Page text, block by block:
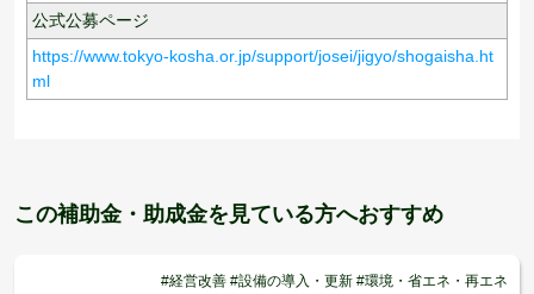
公式公募ページ
https://www.tokyo-kosha.or.jp/support/josei/jigyo/shogaisha.ht
ml
この補助金・助成金を見ている方へおすすめ
#経営改善 #設備の導入・更新 #環境・省エネ・再エネ